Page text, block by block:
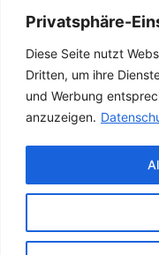
Privatsphäre-
Diese Seite nutzt
Dritten, um ihre
und Werbung
anzuzeigen.
​​Turkey Builds
Submarine
8. Dezember 2025
Milden
Copyright © 2026